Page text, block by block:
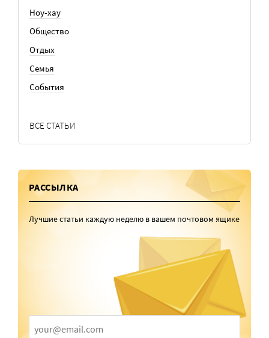
Ноу-хау
Общество
Отдых
Семья
События
ВСЕ СТАТЬИ
РАССЫЛКА
Лучшие статьи каждую неделю в вашем почтовом ящике